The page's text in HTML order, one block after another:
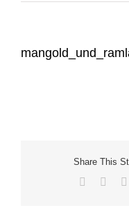
Share This
Facebook